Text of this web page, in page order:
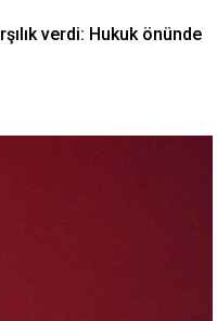
verdi: Hukuk önünde